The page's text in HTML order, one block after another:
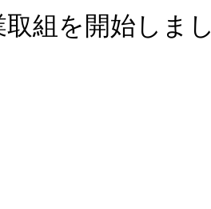
組を開始しまし